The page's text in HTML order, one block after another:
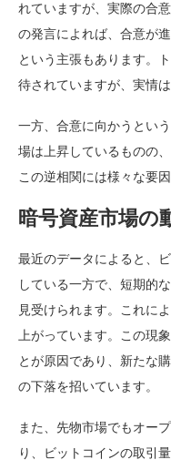
れていますが、実際の合
の発言によれば、合意が
という主張もあります。
待されていますが、実情
一方、合意に向かうとい
場は上昇しているものの
この逆相関には様々な要
暗号資産市場の
最近のデータによると、
している一方で、短期的
見受けられます。これに
上がっています。この現
とが原因であり、新たな
の下落を招いています。
また、先物市場でもオー
り、ビットコインの取引